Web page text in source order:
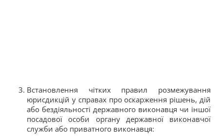
Встановлення чітких правил розмежування
юрисдикцій у справах про оскарження рішень, дій
або бездіяльності державного виконавця чи іншої
посадової особи органу державної виконавчої
служби або приватного виконавця: